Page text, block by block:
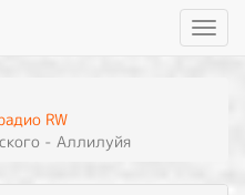
RW
- Аллилуйя